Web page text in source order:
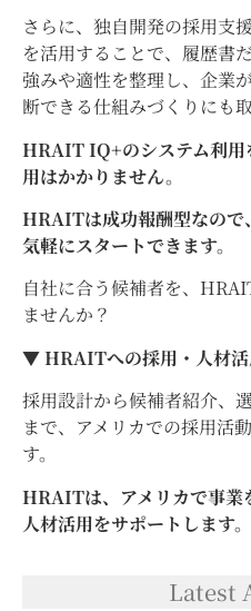
さらに、独自開発の採用支
を活用することで、履歴書
強みや適性を整理し、企業
断できる仕組みづくりにも
HRAIT IQ+のシステム利用
用はかかりません。
HRAITは成功報酬型なので
気軽にスタートできます。
自社に合う候補者を、
ませんか？
▼ HRAITへの採用・人材活
採用設計から候補者紹介、
まで、アメリカでの採用活
す。
HRAITは、アメリカで事業
人材活用をサポートします。
Latest